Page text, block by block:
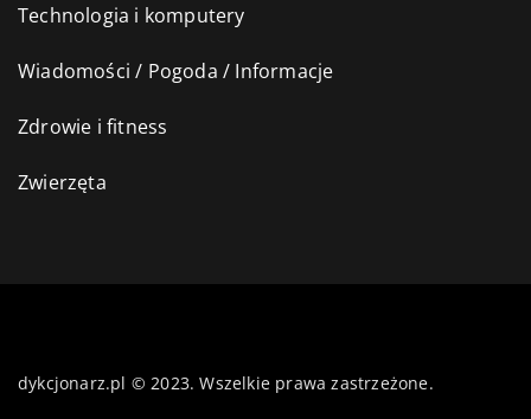
Technologia i komputery
Wiadomości / Pogoda / Informacje
Zdrowie i fitness
Zwierzęta
dykcjonarz.pl © 2023. Wszelkie prawa zastrzeżone.